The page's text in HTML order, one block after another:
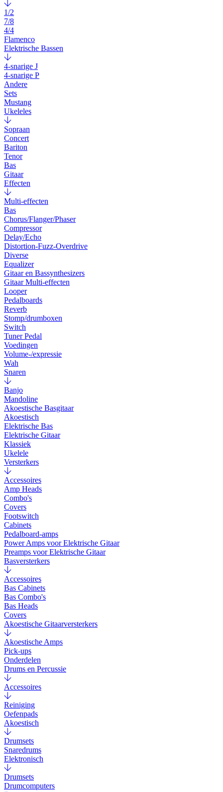
1/2
7/8
4/4
Flamenco
Elektrische Bassen
4-snarige J
4-snarige P
Andere
Sets
Mustang
Ukeleles
Sopraan
Concert
Bariton
Tenor
Bas
Gitaar
Effecten
Multi-effecten
Bas
Chorus/Flanger/Phaser
Compressor
Delay/Echo
Distortion-Fuzz-Overdrive
Diverse
Equalizer
Gitaar en Bassynthesizers
Gitaar Multi-effecten
Looper
Pedalboards
Reverb
Stomp/drumboxen
Switch
Tuner Pedal
Voedingen
Volume-/expressie
Wah
Snaren
Banjo
Mandoline
Akoestische Basgitaar
Akoestisch
Elektrische Bas
Elektrische Gitaar
Klassiek
Ukelele
Versterkers
Accessoires
Amp Heads
Combo's
Covers
Footswitch
Cabinets
Pedalboard-amps
Power Amps voor Elektrische Gitaar
Preamps voor Elektrische Gitaar
Basversterkers
Accessoires
Bas Cabinets
Bas Combo's
Bas Heads
Covers
Akoestische Gitaarversterkers
Akoestische Amps
Pick-ups
Onderdelen
Drums en Percussie
Accessoires
Reiniging
Oefenpads
Akoestisch
Drumsets
Snaredrums
Elektronisch
Drumsets
Drumcomputers